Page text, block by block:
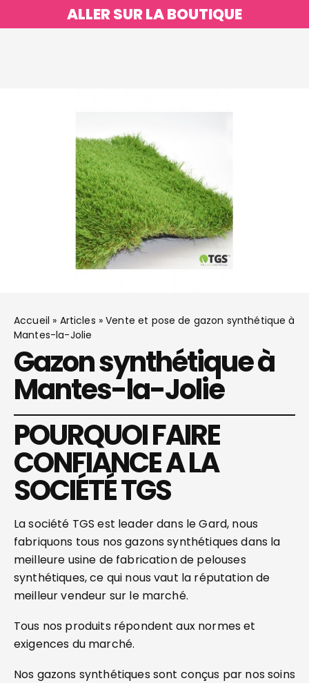
ALLER SUR LA BOUTIQUE
Accueil » Articles »Vente et pose de gazon synthétique à
Mantes-la-Jolie
Gazon synthétique à
Mantes-la-Jolie
POURQUOI FAIRE
CONFIANCE A LA
SOCIÉTÉ TGS
La société TGS est leader dans le Gard, nous
fabriquons tous nos gazons synthétiques dans la
meilleure usine de fabrication de pelouses
synthétiques, ce qui nous vaut la réputation de
meilleur vendeur sur le marché.
Tous nos produits répondent aux normes et
exigences du marché.
Nos gazons synthétiques sont conçus par nos soins